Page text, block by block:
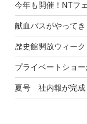
今年も開催！NTフ
献血バスがやってき
歴史館開放ウィーク
プライベートショ
夏号 社内報が完成